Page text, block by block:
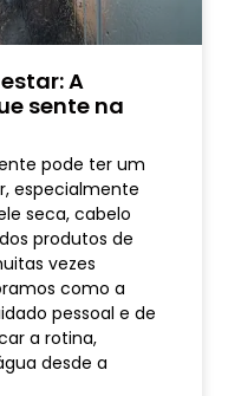
A
sente na
pode ter um
especialmente
seca, cabelo
produtos de
vezes
como a
pessoal e de
a rotina,
desde a